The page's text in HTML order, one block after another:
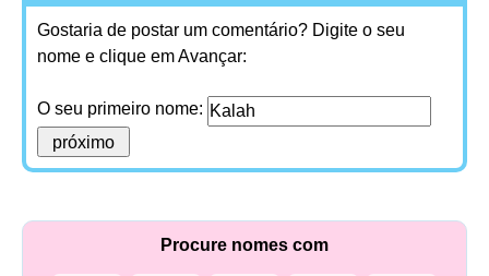
Gostaria de postar um comentário? Digite o seu
nome e clique em Avançar:
O seu primeiro nome:
Procure nomes com